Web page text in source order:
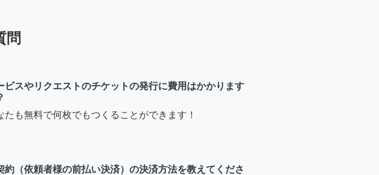
問
ビスやリクエストのチケットの発行に費用はかかります
たも無料で何枚でもつくることができます！
約（依頼者様の前払い決済）の決済方法を教えてくださ